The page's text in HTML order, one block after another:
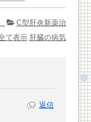
C型肝炎新薬治
て表示 肝臓の病気
返信